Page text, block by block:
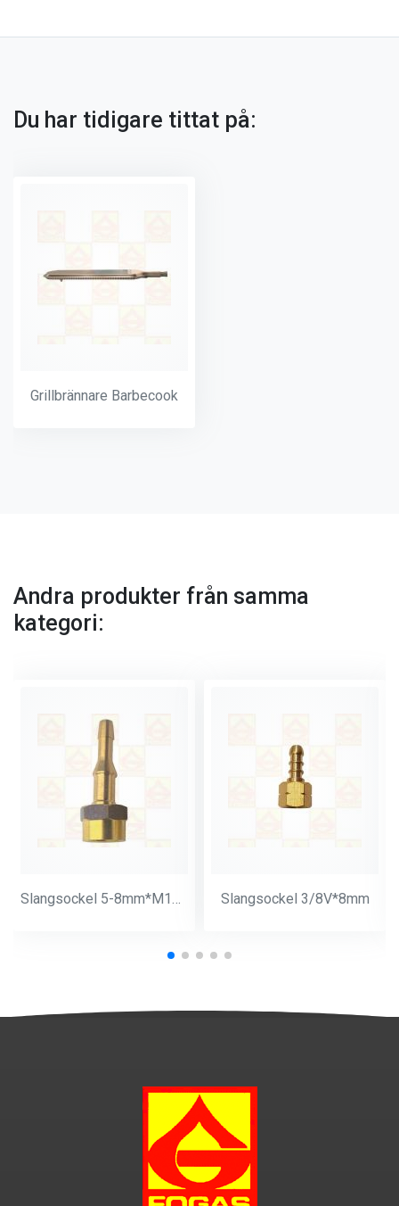
Du har tidigare tittat på:
Grillbrännare Barbecook
Andra produkter från samma
kategori:
Slangsockel 5-8mm*M14*1 Slangsockel 3/8V*8mm